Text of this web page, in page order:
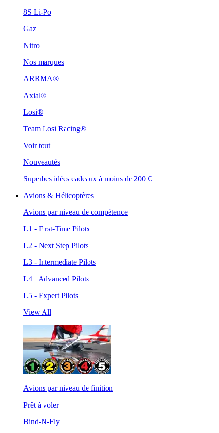
8S Li-Po
Gaz
Nitro
Nos marques
ARRMA®
Axial®
Losi®
Team Losi Racing®
Voir tout
Nouveautés
Superbes idées cadeaux à moins de 200 €
Avions & Hélicoptères
Avions par niveau de compétence
L1 - First-Time Pilots
L2 - Next Step Pilots
L3 - Intermediate Pilots
L4 - Advanced Pilots
L5 - Expert Pilots
View All
Avions par niveau de finition
Prêt à voler
Bind-N-Fly